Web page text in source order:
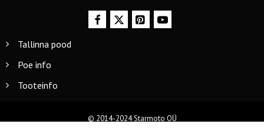
Tallinna pood
Poe info
Tooteinfo
© 2014-2024 Starmoto OÜ